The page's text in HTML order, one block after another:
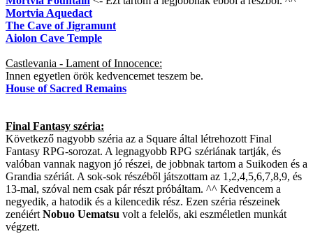
Mortvia Aquedact
The Cave of Jigramunt
Aiolon Cave Temple
Castlevania - Lament of Innocence:
Innen egyetlen örök kedvencemet teszem be.
House of Sacred Remains
Final Fantasy széria:
Következő nagyobb széria az a Square által létrehozott Final
Fantasy RPG-sorozat. A legnagyobb RPG szériának tartják, és
valóban vannak nagyon jó részei, de jobbnak tartom a Suikoden és a
Grandia szériát. A sok-sok részéből játszottam az 1,2,4,5,6,7,8,9, és
13-mal, szóval nem csak pár részt próbáltam. ^^ Kedvencem a
negyedik, a hatodik és a kilencedik rész. Ezen széria részeinek
zenéiért Nobuo Uematsu volt a felelős, aki eszméletlen munkát
végzett.